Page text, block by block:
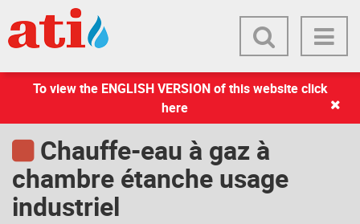
To view the ENGLISH VERSION of this website click
here
Chauffe-eau à gaz à
chambre étanche usage
industriel